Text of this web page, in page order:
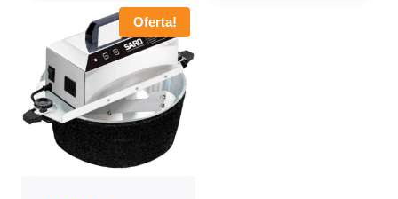
Oferta!